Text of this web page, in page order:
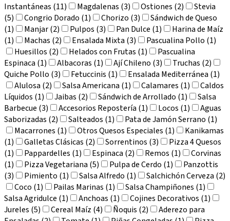
Instantáneas (11)
Magdalenas (3) Ostiones (2)
Stevia
(5)
Congrio Dorado (1) Chorizo (3)
Sándwich de Queso
(1)
Manjar (2) Pulpos (3) Pan Dulce (1)
Harina de Maíz
(1)
Machas (2) Ensalada Mixta (3)
Pascualina Pollo (1)
Huesillos (2)
Helados con Frutas (1)
Pascualina
Espinaca (1)
Albacoras (1) Ají Chileno (3)
Truchas (2)
Quiche Pollo (3)
Fetuccinis (1)
Ensalada Mediterránea (1)
Alulosa (2)
Salsa Americana (1) Calamares (1)
Caldos
Líquidos (1)
Jaibas (2) Sándwich de Arrollado (1)
Salsa
Barbecue (3)
Accesorios Repostería (1) Locos (1)
Aguas
Saborizadas (2)
Salteados (1)
Pata de Jamón Serrano (1)
Macarrones (1)
Otros Quesos Especiales (1)
Kanikamas
(1)
Galletas Clásicas (2) Sorrentinos (3)
Pizza 4 Quesos
(1)
Pappardelles (1) Espinaca (2) Remos (1)
Corvinas
(1)
Pizza Vegetariana (5) Pulpa de Cerdo (1)
Panzottis
(3)
Pimiento (1) Salsa Alfredo (1)
Salchichón Cerveza (2)
Coco (1)
Pailas Marinas (1)
Salsa Champiñones (1)
Salsa Agridulce (1)
Anchoas (1)
Cojines Decorativos (1)
Jureles (5)
Cereal Maíz (4) Ñoquis (2)
Aderezo para